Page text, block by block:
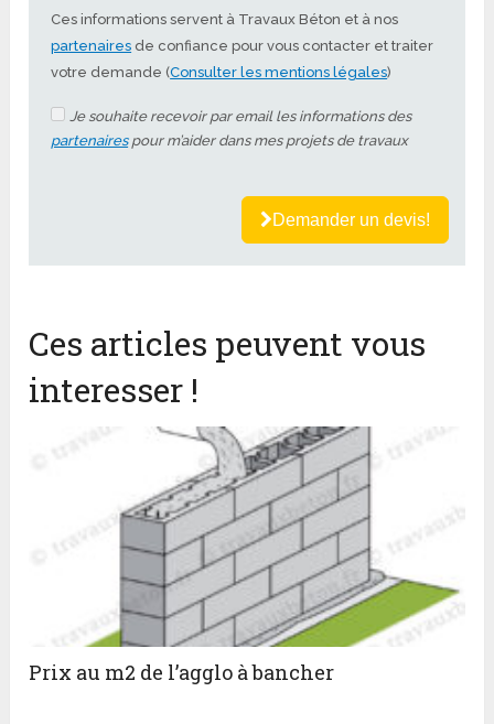
Ces informations servent à Travaux Béton et à nos
partenaires de confiance pour vous contacter et traiter
votre demande (Consulter les mentions légales)
Je souhaite recevoir par email les informations des
partenairespour m’aider dans mes projets de travaux
Demander un devis!
Ces articles peuvent vous
interesser !
Prix au m2 de l’agglo à bancher